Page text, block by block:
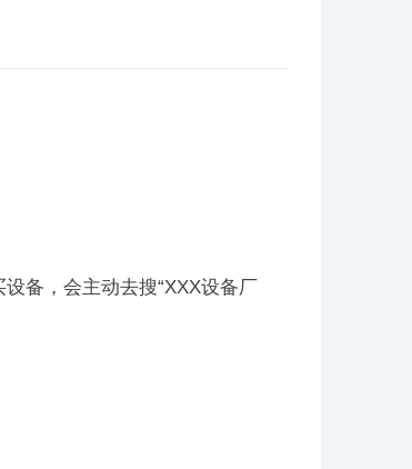
备，会主动去搜“XXX设备厂